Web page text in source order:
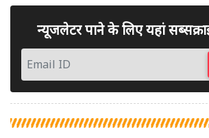
न्यूजलेटर पाने के लिए यहां